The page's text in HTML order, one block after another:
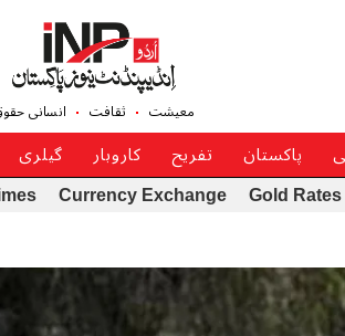
معیشت ثقافت انسانی
پاکستان تفریح کاروبار گیلری
Gold Rates
Currency Exchange